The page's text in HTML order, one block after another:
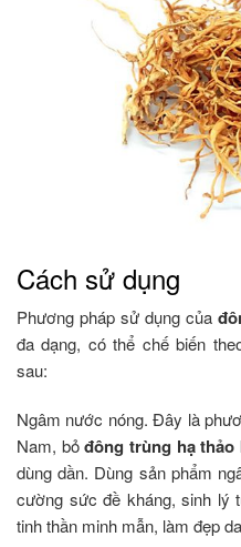
Cách sử dụng
Phương pháp sử dụng của
đa dạng, có thể chế biến
sau:
Ngâm nước nóng. Đây là
Nam, bỏđông trùng hạ thảo
dùng dần. Dùng sản phẩm
cường sức đề kháng, sinh lý
tinh thần minh mẫn, làm đẹp